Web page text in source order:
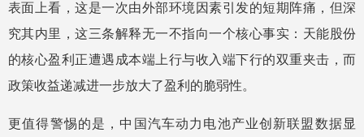
表面上看，这是一次由外部环境因素引发的短期阵痛，但深
究其内里，这三条解释无一不指向一个核心事实：天能股份
的核心盈利正遭遇成本端上行与收入端下行的双重夹击，而
政策收益递减进一步放大了盈利的脆弱性。
更值得警惕的是，中国汽车动力电池产业创新联盟数据显